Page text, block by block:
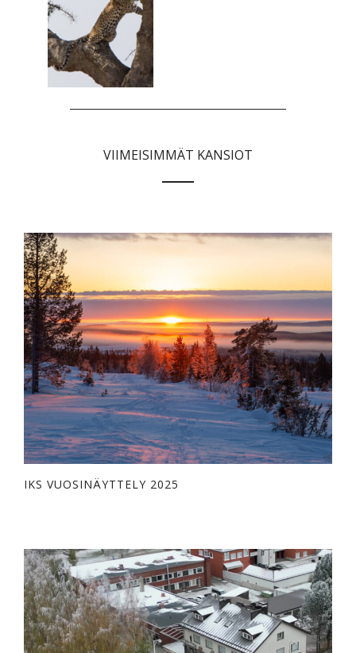
VIIMEISIMMÄT KANSIOT
IKS VUOSINÄYTTELY 2025